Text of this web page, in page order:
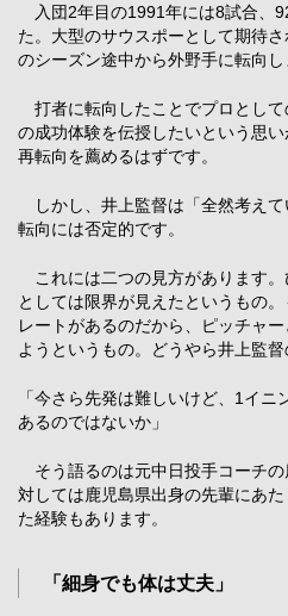
入団2年目の1991年には8試合、
た。大型のサウスポーとして期待
のシーズン途中から外野手に転向し
打者に転向したことでプロとして
の成功体験を伝授したいという思
再転向を薦めるはずです。
しかし、井上監督は「全然考え
転向には否定的です。
これには二つの見方があります
としては限界が見えたというもの
レートがあるのだから、ピッチャ
ようというもの。どうやら井上監督
「今さら先発は難しいけど、1イ
あるのではないか」
そう語るのは元中日投手コーチの
対しては鹿児島県出身の先輩にあ
た経験もあります。
「細身でも体は丈夫」